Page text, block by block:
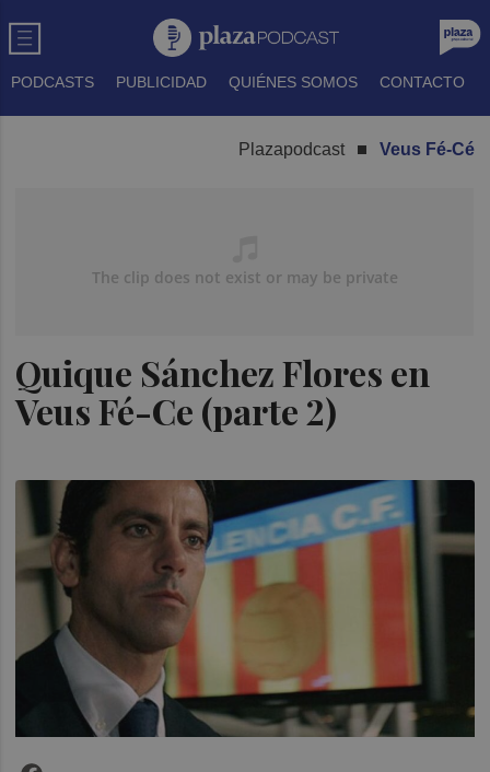
PODCASTS PUBLICIDAD QUIÉNES SOMOS CONTACTO
Plazapodcast Veus Fé-Cé
Quique Sánchez Flores en
Veus Fé-Ce (parte 2)